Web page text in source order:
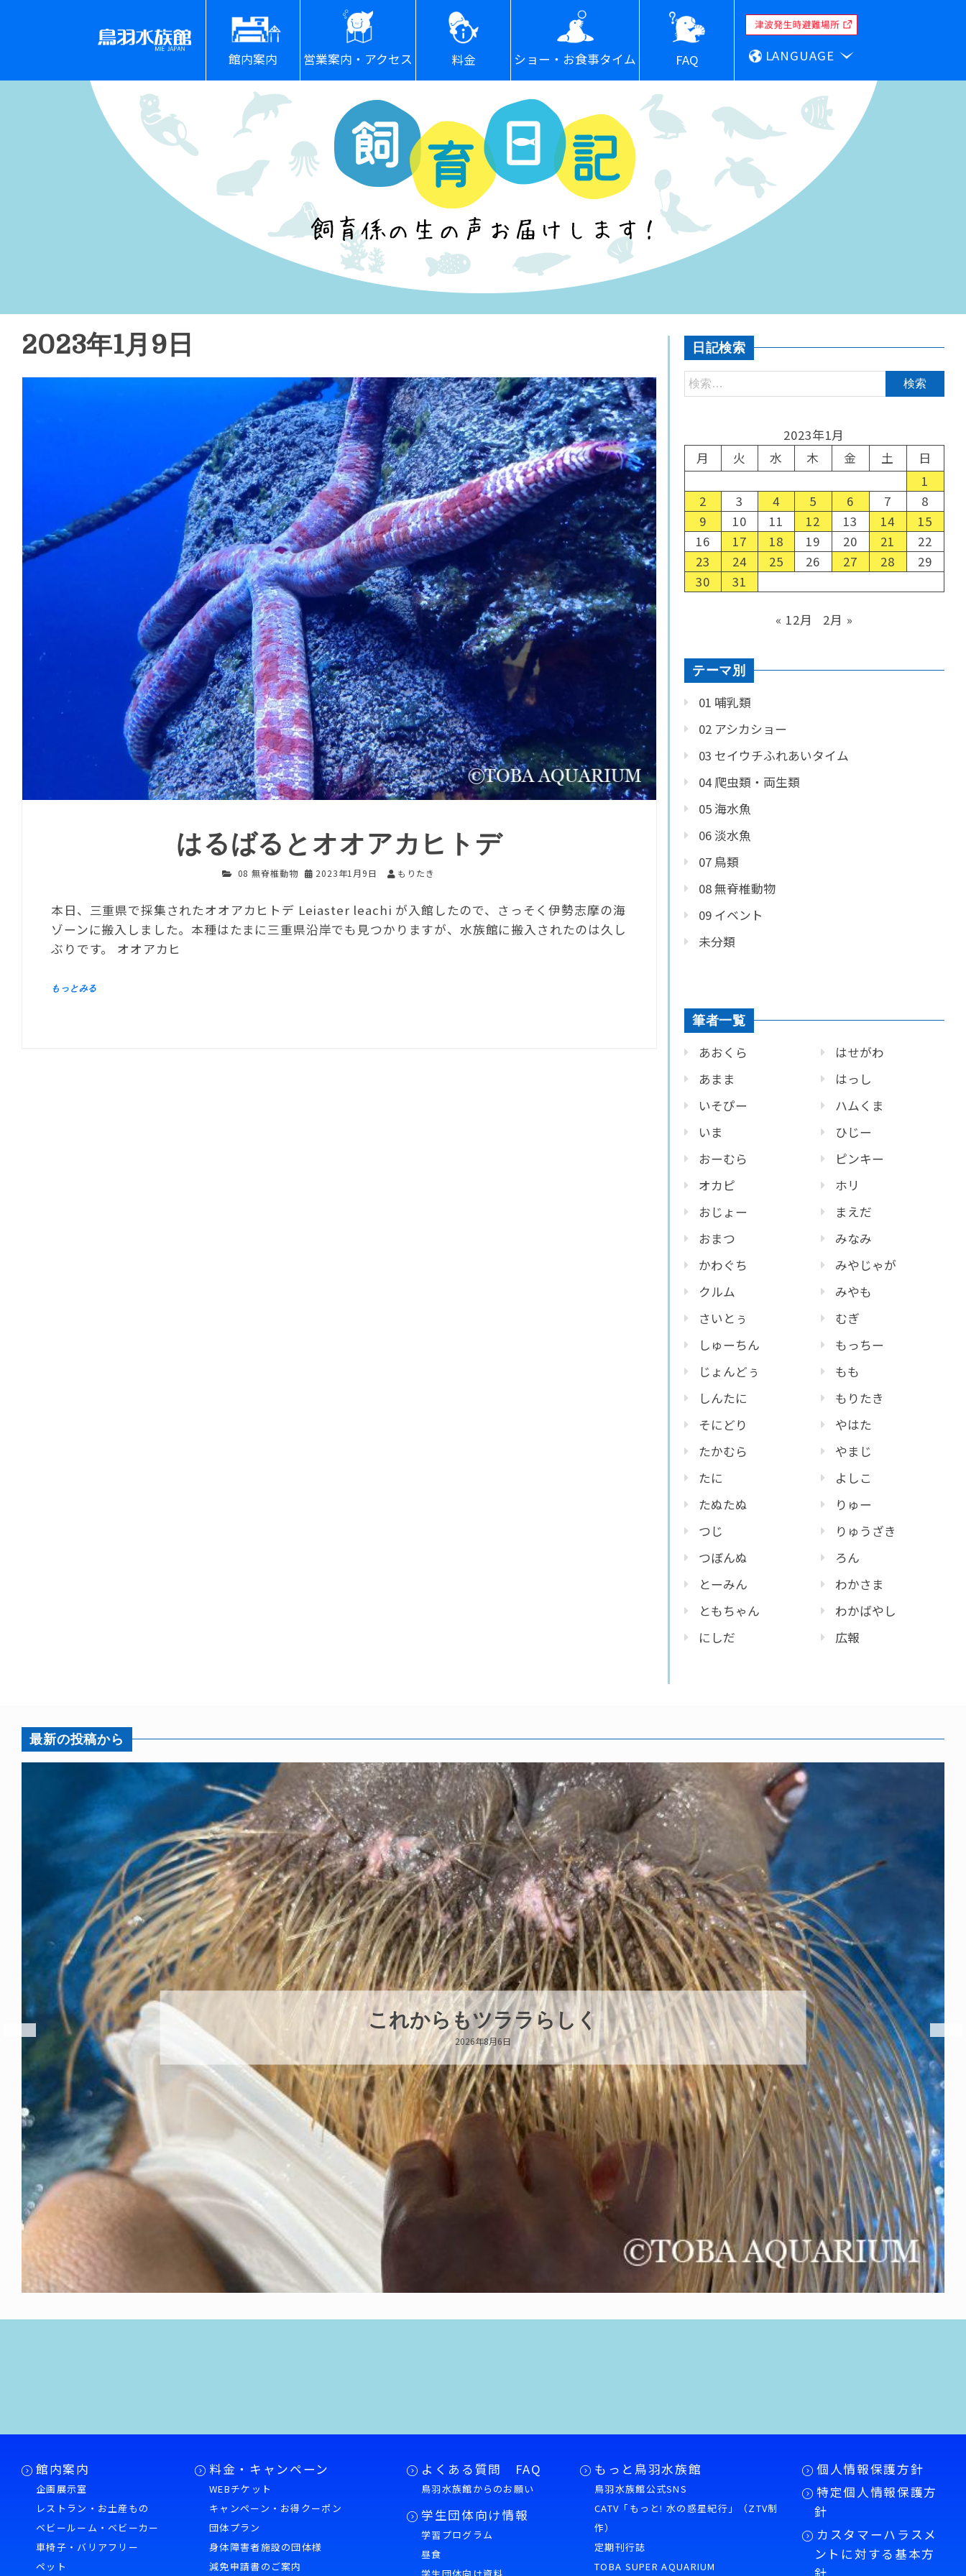
館内案内 営業案内・アクセス 料金 ショー・お食事タイム FAQ LANGUAGE
2023年1月9日
はるばるとオオアカヒトデ
08 無脊椎動物 2023年1月9日 もりたき
本日、三重県で採集されたオオアカヒトデ Leiaster leachi が入館したので、さっそく伊勢志摩の海
ゾーンに搬入しました。本種はたまに三重県沿岸でも見つかりますが、水族館に搬入されたのは久し
ぶりです。 オオアカヒ
日記検索
2023年1月
月
火 水 木 金 土
日
1
2
3 4 5 6 7
8
9
10 11 12 13 14
15
16
17 18 19 20 21
22
23
24 25 26 27 28
29
30
31
« 12月 2月 »
テーマ別
01 哺乳類
02 アシカショー
03 セイウチふれあいタイム
04 爬虫類・両生類
05 海水魚
06 淡水魚
07 鳥類
08 無脊椎動物
09 イベント
未分類
筆者一覧
あおくら
あまま
いそぴー
いま
おーむら
オカピ
おじょー
おまつ
かわぐち
クルム
さいとぅ
しゅーちん
じょんどぅ
しんたに
そにどり
たかむら
たに
たぬたぬ
つじ
つぼんぬ
とーみん
ともちゃん
にしだ
はせがわ
はっし
ハムくま
ひじー
ピンキー
ホリ
まえだ
みなみ
みやじゃが
みやも
むぎ
もっちー
もも
もりたき
やはた
やまじ
よしこ
りゅー
りゅうざき
ろん
わかさま
わかばやし
広報
最新の投稿から
ハロー’s Birthday!!!
2026年8月6日
館内案内
企画展示室
レストラン・お土産もの
ベビールーム・ベビーカー
車椅子・バリアフリー
ペット
料金・キャンペーン
WEBチケット
キャンペーン・お得クーポン
団体プラン
身体障害者施設の団体様
減免申請書のご案内
よくある質問 FAQ
鳥羽水族館からのお願い
学生団体向け情報
学習プログラム
昼食
もっと鳥羽水族館
鳥羽水族館公式SNS
CATV「もっと! 水の惑星紀行」（ZTV制
作）
定期刊行誌
TOBA SUPER AQUARIUM
個人情報保護方針
特定個人情報保護方
針
カスタマーハラスメ
ントに対する基本方